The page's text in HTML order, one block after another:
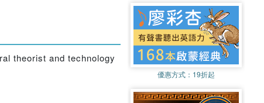
theorist and technology
優惠方式： 19折起